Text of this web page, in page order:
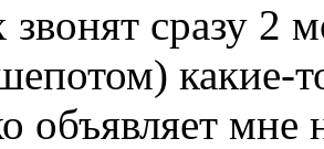
звонят сразу 2
какие-
объявляет